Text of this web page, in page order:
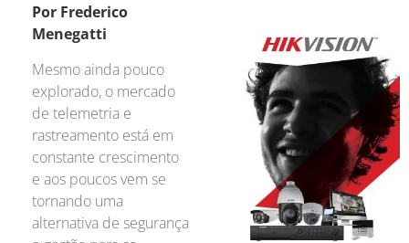
Por Frederico
Menegatti
Mesmo ainda pouco
explorado, o mercado
de telemetria e
rastreamento está em
constante crescimento
e aos poucos vem se
tornando uma
alternativa de segurança